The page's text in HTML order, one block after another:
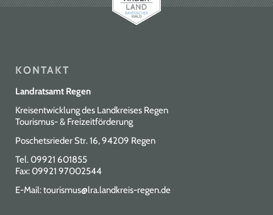
KONTAKT
Landratsamt Regen
Kreisentwicklung des Landkreises Regen
Tourismus- & Freizeitförderung
Poschetsrieder Str. 16, 94209 Regen
Tel.09921 601855
Fax: 09921 97002544
E-Mail:tourismus@lra.landkreis-regen.de